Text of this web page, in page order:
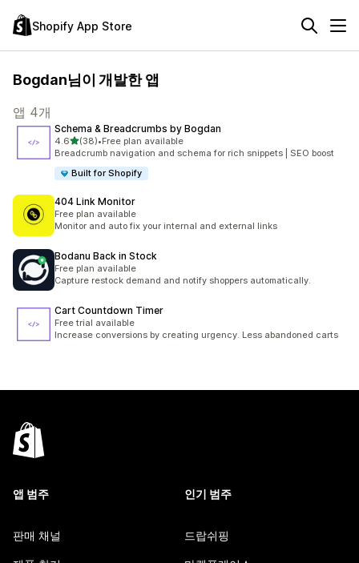
Shopify App Store
Bogdan님이 개발한 앱
앱 4개
Schema & Breadcrumbs by Bogdan
4.6별 5개 중
(38)
총 리뷰 38개
•Free plan available
Breadcrumb navigation and schema for rich snippets | SEO boost
Built for Shopify
404 Link Monitor
Free plan available
Monitor and auto fix your internal and external links
Bodanu Back in Stock
Free plan available
Capture restock demand and notify shoppers automatically.
Cart Countdown Timer
Free trial available
Increase conversions by creating urgency. Less abandoned carts
앱 범주
판매 채널
인기 범주
드랍쉬핑